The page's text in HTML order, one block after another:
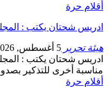
أقلام حرة
ادريس شحتان يكتب :
هيئة تحرير 5 أغسطس, 2026
ادريس شحتان يكتب :
مناسبة أخرى للتذكير بصدور قانون 09.26
أقلام حرة